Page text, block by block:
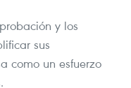
y los
sus
como un esfuerzo